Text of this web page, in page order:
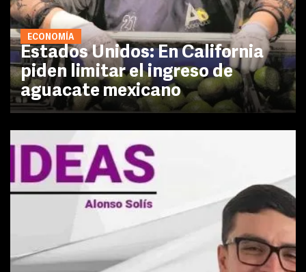
ECONOMÍA
Estados Unidos: En California
piden limitar el ingreso de
aguacate mexicano